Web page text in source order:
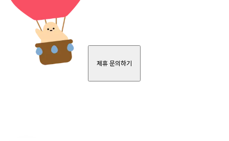
제휴 문의하기